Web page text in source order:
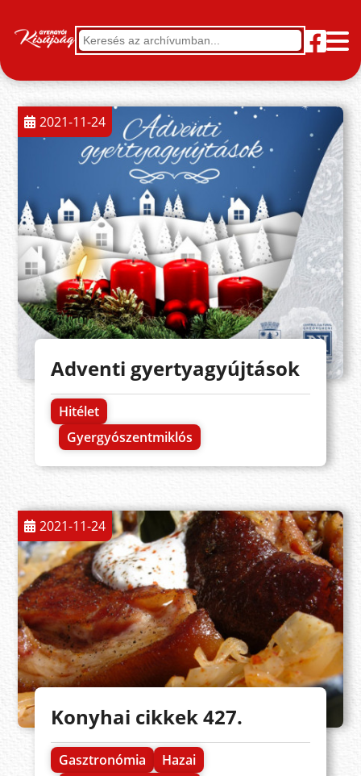
2021-11-24
Adventi gyertyagyújtások
Hitélet
Gyergyószentmiklós
2021-11-24
Konyhai cikkek 427.
Gasztronómia
Hazai